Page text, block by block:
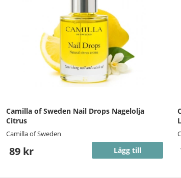
Camilla of Sweden Nail Drops Nagelolja
Citrus
Camilla of Sweden
89 kr Lägg till